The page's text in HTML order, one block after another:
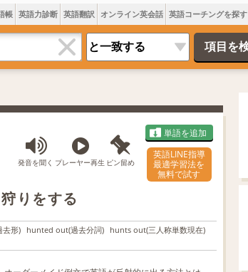
帳 英語力診断 英語翻訳 オンライン英会話 英語コーチングを探す
発音を聞く プレーヤー再生 ピン留め
単語を追加
英語LINE指導
最適学習法を
無料で試す
りをする
去形) hunted out(過去分詞) hunts out(三人称単数現在)